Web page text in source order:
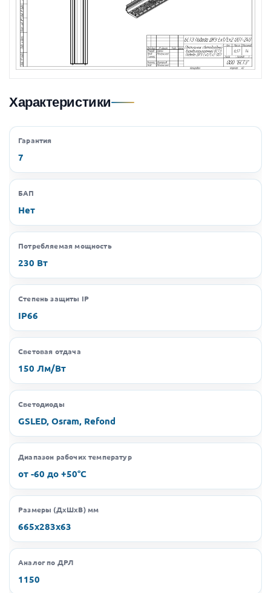
Характеристики
Гарантия
7
БАП
Нет
Потребляемая мощность
230 Вт
Степень защиты IP
IP66
Световая отдача
150 Лм/Вт
Светодиоды
GSLED, Osram, Refond
Диапазон рабочих температур
от -60 до +50°C
Размеры (ДхШхВ) мм
665х283х63
Аналог по ДРЛ
1150